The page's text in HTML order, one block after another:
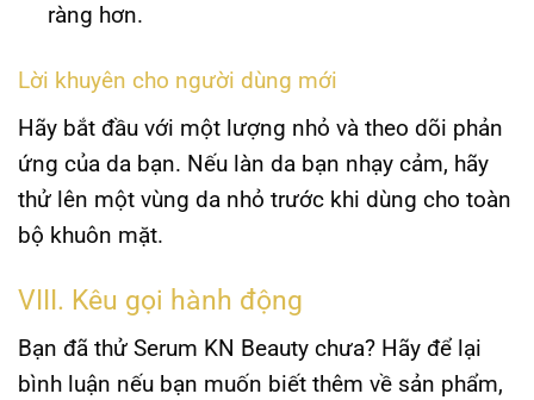
ràng hơn.
Lời khuyên cho người dùng mới
Hãy bắt đầu với một lượng nhỏ và theo dõi phản
ứng của da bạn. Nếu làn da bạn nhạy cảm, hãy
thử lên một vùng da nhỏ trước khi dùng cho toàn
bộ khuôn mặt.
VIII. Kêu gọi hành động
Bạn đã thử Serum KN Beauty chưa? Hãy để lại
bình luận nếu bạn muốn biết thêm về sản phẩm,